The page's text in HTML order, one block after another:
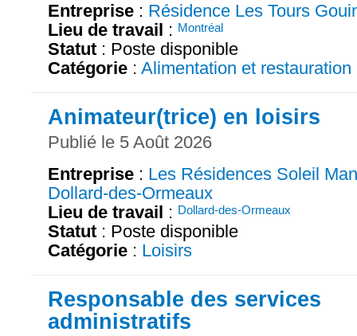
Entreprise : Résidence Les Tours
Lieu de travail : Montréal
Statut : Poste disponible
Catégorie : Alimentation et restauration
Animateur(trice) en loisirs
Publié le 5 Août 2026
Entreprise : Les Résidences Soleil
Dollard-des-Ormeaux
Lieu de travail : Dollard-des-Ormeaux
Statut : Poste disponible
Catégorie : Loisirs
Responsable des services
administratifs